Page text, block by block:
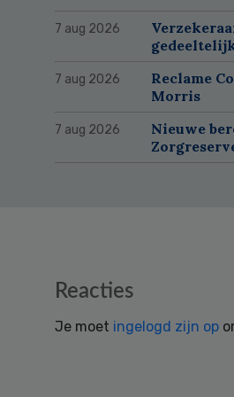
7 aug 2026
7 aug 2026
Reclame
Morris
7 aug 2026
Nieuwe
Reacties
Je moet ingelogd zijn op